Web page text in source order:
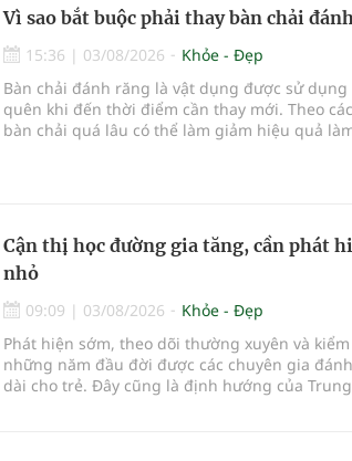
Vì sao bắt buộc phải thay bàn chải
15:36 | 03/08/2026
Khỏe - Đẹp
Bàn chải đánh răng là vật dụng được sử
quên khi đến thời điểm cần thay mới. Theo
bàn chải quá lâu có thể làm giảm hiệu quả
Cận thị học đường gia tăng, cần phát
nhỏ
09:09 | 03/08/2026
Khỏe - Đẹp
Phát hiện sớm, theo dõi thường xuyên và
những năm đầu đời được các chuyên gia
dài cho trẻ. Đây cũng là định hướng của